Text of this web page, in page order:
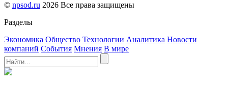
© npsod.ru 2026 Все права защищены
Разделы
Экономика Общество Технологии Аналитика Новости
компаний События Мнения В мире